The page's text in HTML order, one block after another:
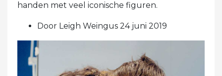
handen met veel iconische figuren.
Door Leigh Weingus 24 juni 2019